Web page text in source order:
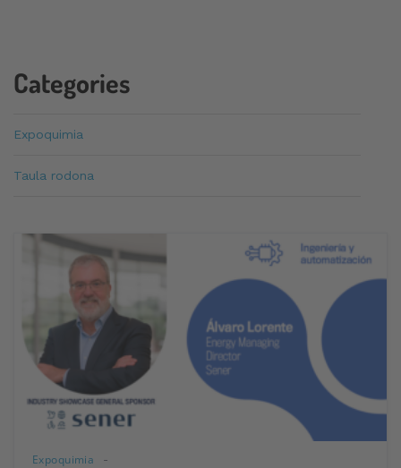
Expoquimia
Categories
Expoquimia
Taula rodona